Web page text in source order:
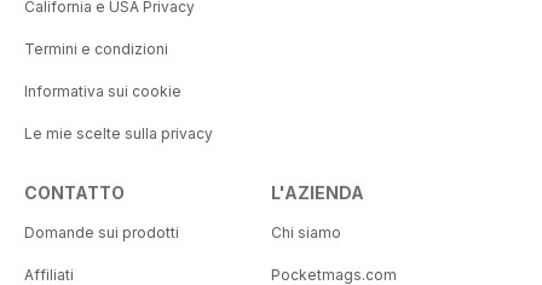
California e USA Privacy
Termini e condizioni
Informativa sui cookie
Le mie scelte sulla privacy
CONTATTO
Domande sui prodotti
Affiliati
L'AZIENDA
Chi siamo
Pocketmags.com